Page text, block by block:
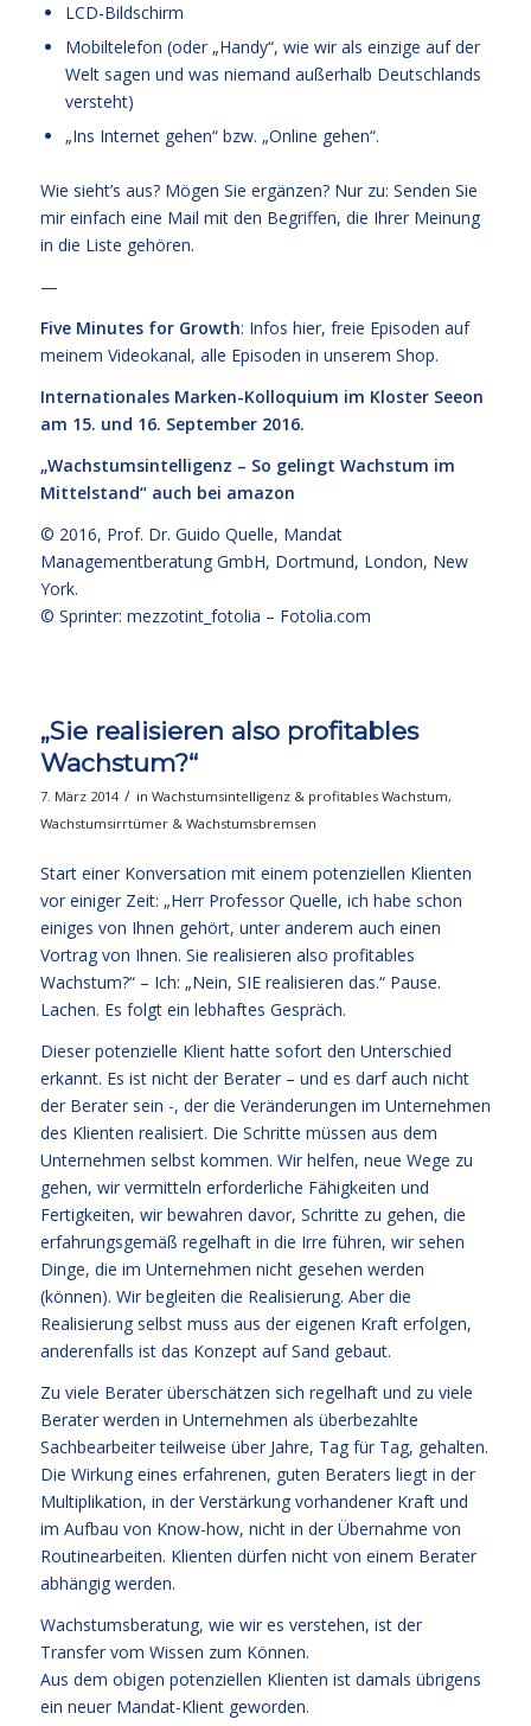
LCD-Bildschirm
Mobiltelefon (oder „Handy“, wie wir als einzige auf der
Welt sagen und was niemand außerhalb Deutschlands
versteht)
„Ins Internet gehen“ bzw. „Online gehen“.
Wie sieht’s aus? Mögen Sie ergänzen? Nur zu: Senden Sie
mir einfach eine Mail mit den Begriffen, die Ihrer Meinung
in die Liste gehören.
—
Five Minutes for Growth: Infos hier, freie Episoden auf
meinem Videokanal, alle Episoden in unserem Shop.
Internationales Marken-Kolloquium im Kloster Seeon
am 15. und 16. September 2016.
„Wachstumsintelligenz – So gelingt Wachstum im
Mittelstand“ auch bei amazon
© 2016, Prof. Dr. Guido Quelle, Mandat
Managementberatung GmbH, Dortmund, London, New
York.
© Sprinter: mezzotint_fotolia – Fotolia.com
„Sie realisieren also profitables
Wachstum?“
7. März 2014 / in Wachstumsintelligenz & profitables Wachstum,
Wachstumsirrtümer & Wachstumsbremsen
Start einer Konversation mit einem potenziellen Klienten
vor einiger Zeit: „Herr Professor Quelle, ich habe schon
einiges von Ihnen gehört, unter anderem auch einen
Vortrag von Ihnen. Sie realisieren also profitables
Wachstum?“ – Ich: „Nein, SIE realisieren das.“ Pause.
Lachen. Es folgt ein lebhaftes Gespräch.
Dieser potenzielle Klient hatte sofort den Unterschied
erkannt. Es ist nicht der Berater – und es darf auch nicht
der Berater sein -, der die Veränderungen im Unternehmen
des Klienten realisiert. Die Schritte müssen aus dem
Unternehmen selbst kommen. Wir helfen, neue Wege zu
gehen, wir vermitteln erforderliche Fähigkeiten und
Fertigkeiten, wir bewahren davor, Schritte zu gehen, die
erfahrungsgemäß regelhaft in die Irre führen, wir sehen
Dinge, die im Unternehmen nicht gesehen werden
(können). Wir begleiten die Realisierung. Aber die
Realisierung selbst muss aus der eigenen Kraft erfolgen,
anderenfalls ist das Konzept auf Sand gebaut.
Zu viele Berater überschätzen sich regelhaft und zu viele
Berater werden in Unternehmen als überbezahlte
Sachbearbeiter teilweise über Jahre, Tag für Tag, gehalten.
Die Wirkung eines erfahrenen, guten Beraters liegt in der
Multiplikation, in der Verstärkung vorhandener Kraft und
im Aufbau von Know-how, nicht in der Übernahme von
Routinearbeiten. Klienten dürfen nicht von einem Berater
abhängig werden.
Wachstumsberatung, wie wir es verstehen, ist der
Transfer vom Wissen zum Können.
Aus dem obigen potenziellen Klienten ist damals übrigens
ein neuer Mandat-Klient geworden.